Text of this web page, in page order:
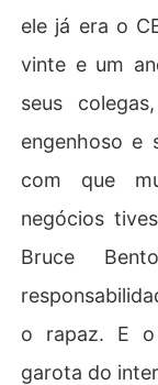
ele já era o
vinte e um
seus
engenhoso e
com que
negócios
Bruce
o rapaz. E o
garota do